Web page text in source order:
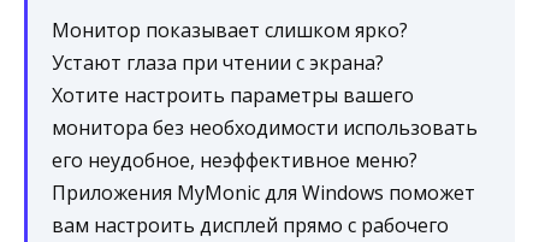
Монитор показывает слишком ярко?
Устают глаза при чтении с экрана?
Хотите настроить параметры вашего
монитора без необходимости использовать
его неудобное, неэффективное меню?
Приложения MyMonic для Windows поможет
вам настроить дисплей прямо с рабочего